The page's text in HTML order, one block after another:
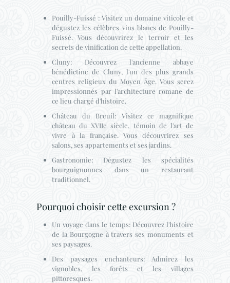
Pouilly-Fuissé : Visitez un domaine viticole et
dégustez les célèbres vins blancs de Pouilly-
Fuissé. Vous découvrirez le terroir et les
secrets de vinification de cette appellation.
Cluny: Découvrez l'ancienne abbaye
bénédictine de Cluny, l'un des plus grands
centres religieux du Moyen Âge. Vous serez
impressionnés par l'architecture romane de
ce lieu chargé d'histoire.
Château du Breuil: Visitez ce magnifique
château du XVIIe siècle, témoin de l'art de
vivre à la française. Vous découvrirez ses
salons, ses appartements et ses jardins.
Gastronomie: Dégustez les spécialités
bourguignonnes dans un restaurant
traditionnel.
Pourquoi choisir cette excursion ?
Un voyage dans le temps: Découvrez l'histoire
de la Bourgogne à travers ses monuments et
ses paysages.
Des paysages enchanteurs: Admirez les
vignobles, les forêts et les villages
pittoresques.